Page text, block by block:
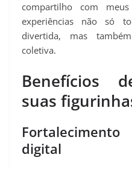
compartilho com
experiências não só
divertida, mas
coletiva.
Benefícios
suas
digital